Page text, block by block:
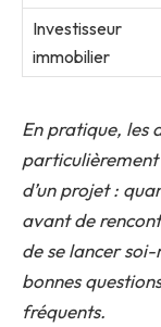
Investisseur
immobilier
En pratique, les
d’un projet :
avant de
de se lancer
bonnes
fréquents.